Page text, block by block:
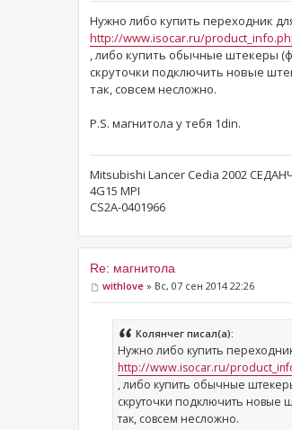
Нужно либо купить переходник
http://www.isocar.ru/
, либо купить обычные штекеры
скруточки подключить новые
так, совсем несложно.
P.S. магнитола у тебя 1din.
Mitsubishi Lancer Cedia 2002
4G15 MPI
CS2A-0401966
Re: магнитола
withlove » Вс, 07 сен 2014 22:26
Колянчег писал(а):
Нужно либо купить
http://www.isocar.ru/
, либо купить обычные
скруточки подключить новые
так, совсем несложно.